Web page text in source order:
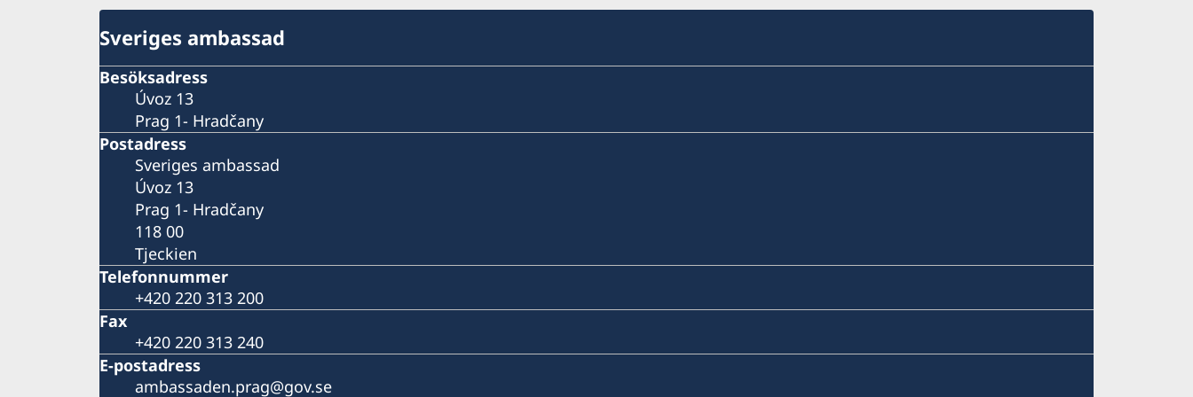
Sveriges ambassad
Besöksadress
Úvoz 13
Prag 1- Hradčany
Postadress
Sveriges ambassad
Úvoz 13
Prag 1- Hradčany
118 00
Tjeckien
Telefonnummer
+420 220 313 200
Fax
+420 220 313 240
E-postadress
ambassaden.prag@gov.se